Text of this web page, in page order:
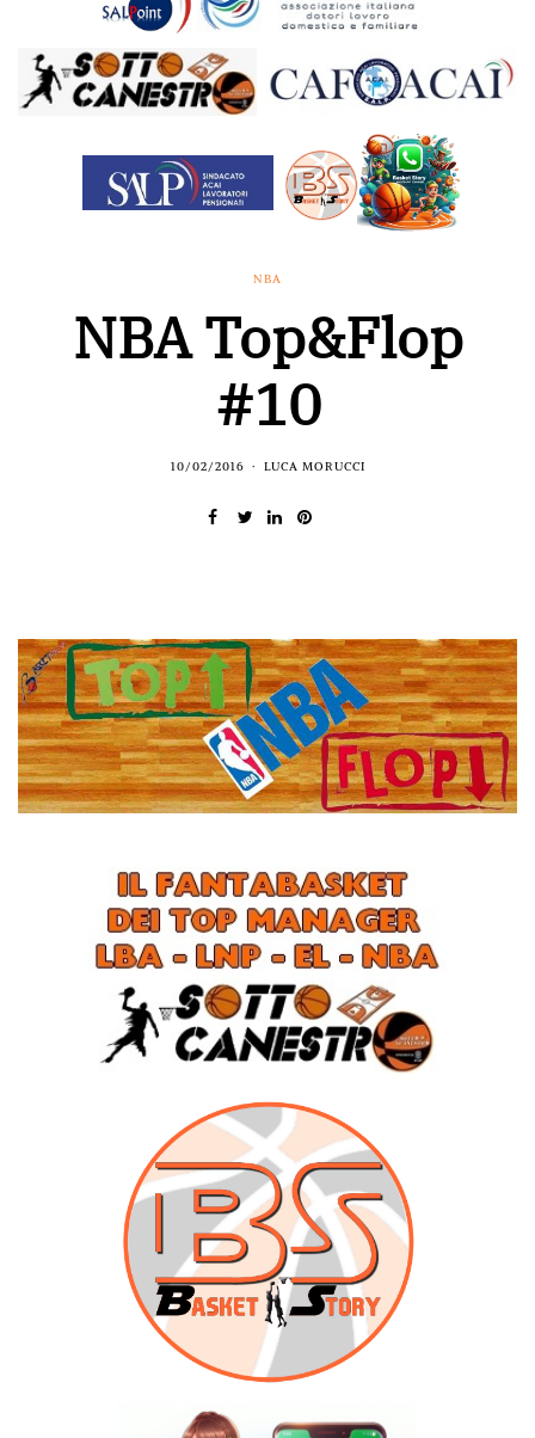
NBA
NBA Top&Flop
#10
10/02/2016 LUCA MORUCCI